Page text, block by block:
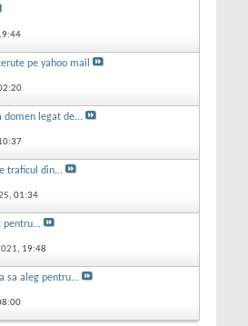
pe yahoo mail
domen legat de...
traficul din...
01:34
pentru...
19:48
sa aleg pentru...